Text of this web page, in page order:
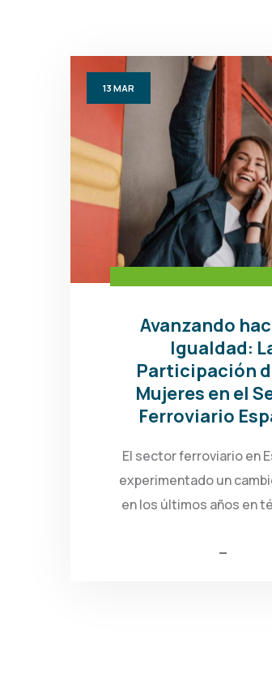
13MAR
Avanzando
Igualdad:
Participación
Mujeres en el
Ferroviario
El sector ferroviario en
experimentado un
en los últimos años en